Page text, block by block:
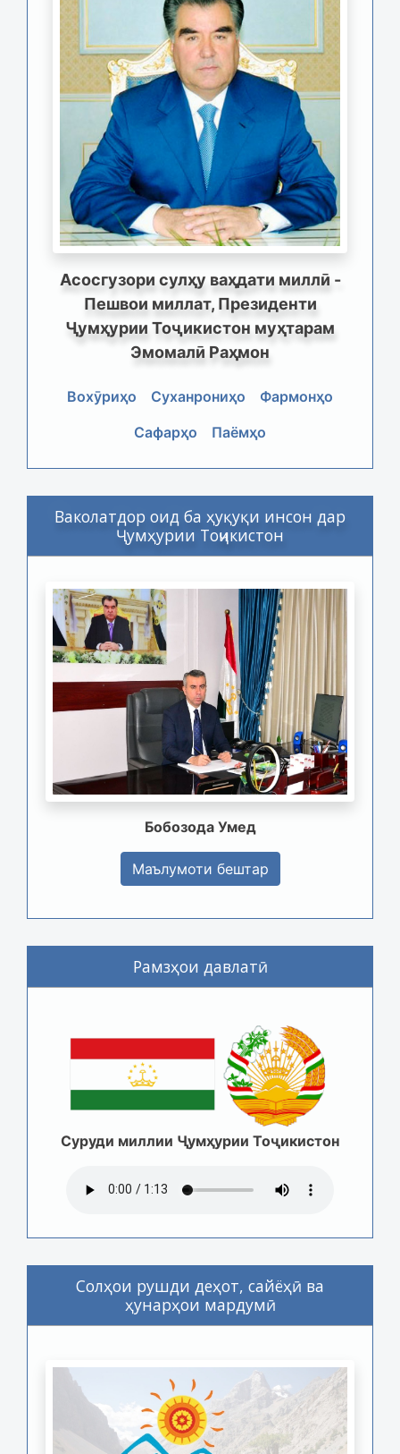
Асосгузори сулҳу ваҳдати миллӣ -
Пешвои миллат, Президенти
Ҷумҳурии Тоҷикистон муҳтарам
Эмомалӣ Раҳмон
Вохӯриҳо Суханрониҳо
Фармонҳо
Сафарҳо
Паёмҳо
Ваколатдор оид ба ҳуқуқи инсон дар
Ҷумҳурии Тоҷикистон
Бобозода Умед
Маълумоти бештар
Рамзҳои давлатӣ
Суруди миллии Ҷумҳурии Тоҷикистон
Солҳои рушди деҳот, сайёҳӣ ва
ҳунарҳои мардумӣ